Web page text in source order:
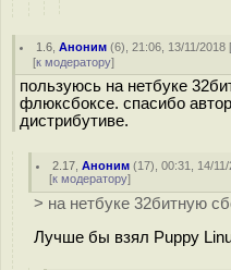
1.6 ,Аноним (6), 21:06, 13/11/2018
[к модератору]
пользуюсь на нетбуке
флюксбоксе. спасибо
дистрибутиве.
2.17 ,Аноним (17), 00:31, 14/
[к модератору]
> на нетбуке 32битную
Лучше бы взял Puppy